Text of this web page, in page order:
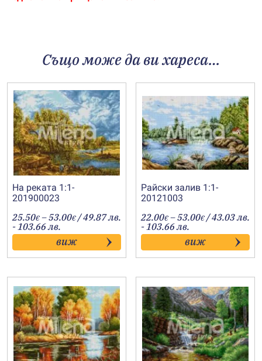
Също може да ви хареса…
На реката 1:1-
201900023
25.50€ –53.00€Price
range:
25.50€
through
53.00€
/ 49.87 лв.
- 103.66 лв.
виж
Райски залив 1:1-
20121003
22.00€ –53.00€Price
range:
22.00€
through
53.00€
/ 43.03 лв.
- 103.66 лв.
виж